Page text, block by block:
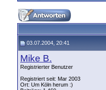
03.07.2004, 20:41
Mike B.
Registrierter Benutzer
Registriert seit: Mar 2003
Ort: Um Köln herum :)